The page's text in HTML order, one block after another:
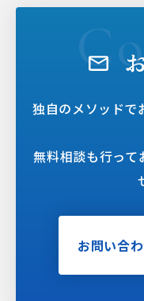
独自のメソッドで
無料相談も行って
お問い合